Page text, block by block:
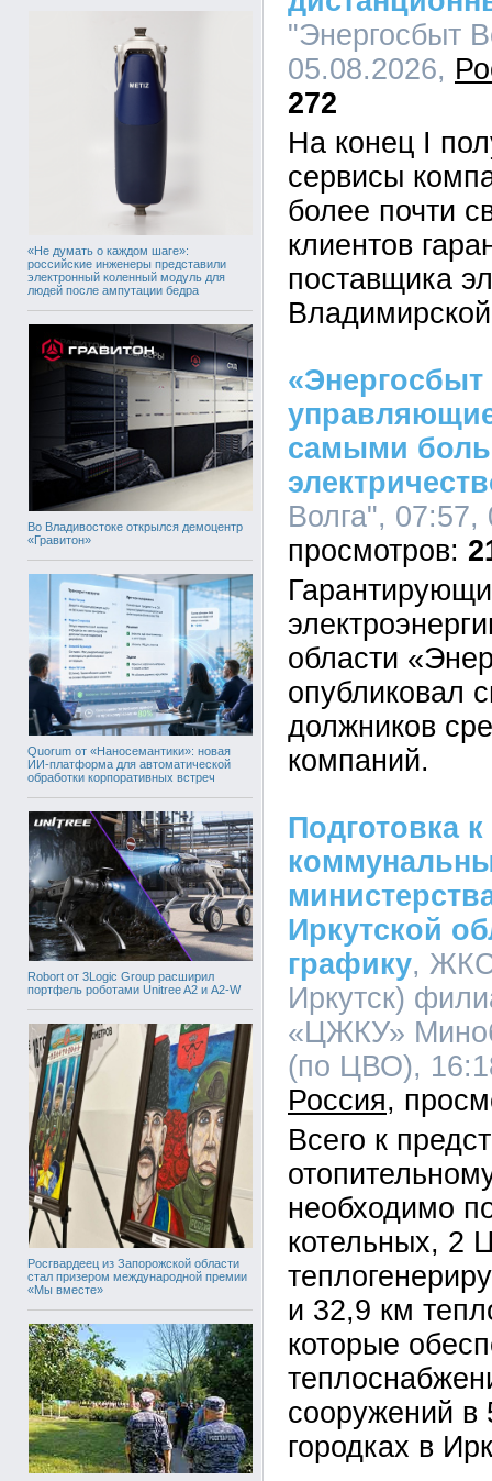
«Не думать о каждом шаге»:
российские инженеры представили
электронный коленный модуль для
людей после ампутации бедра
Во Владивостоке открылся демоцентр
«Гравитон»
Quorum от «Наносемантики»: новая
ИИ-платформа для автоматической
обработки корпоративных встреч
Robort от 3Logic Group расширил
портфель роботами Unitree A2 и A2-W
Росгвардеец из Запорожской области
стал призером международной премии
«Мы вместе»
"Энергосбыт
05.08.2026,
272
На конец I
сервисы
более почти
клиентов
поставщика
«Энергосбыт
самыми
Волга",
области
опубликовал
должников
компаний.
Подготовка
Иркутской
графику,
Иркутск)
«ЦЖКУ»
(по ЦВО),
Россия
Всего к
необходимо
котельных, 2
и 32,9 км
которые
сооружений в
городках в